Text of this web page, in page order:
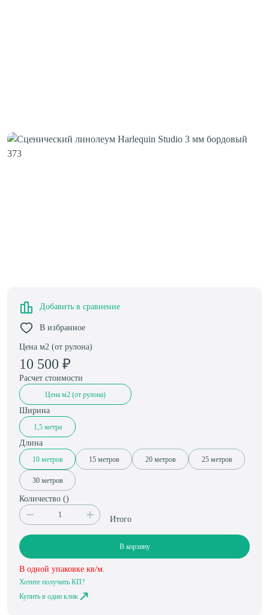
Цена м2 (от рулона)
10 500 ₽
Добавить в сравнение
В избранное
Расчет стоимости
Цена м2 (от рулона)
Ширина
1,5 метра
Длина
10 метров 15 метров 20 метров 25 метров
30 метров
Количество ()
Итого
В корзину
В одной упаковке кв/м.
Хотите получить КП?
Купить в один клик